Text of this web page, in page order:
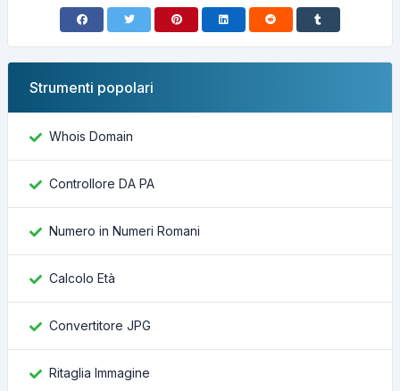
Strumenti popolari
Whois Domain
Controllore DA PA
Numero in Numeri Romani
Calcolo Età
Convertitore JPG
Ritaglia Immagine